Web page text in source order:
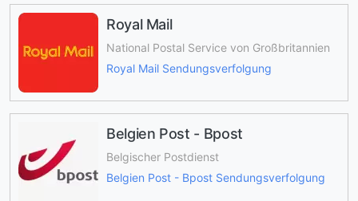
Royal Mail
National Postal Service von Großbritannien
Royal Mail Sendungsverfolgung
Belgien Post - Bpost
Belgischer Postdienst
Belgien Post - Bpost Sendungsverfolgung